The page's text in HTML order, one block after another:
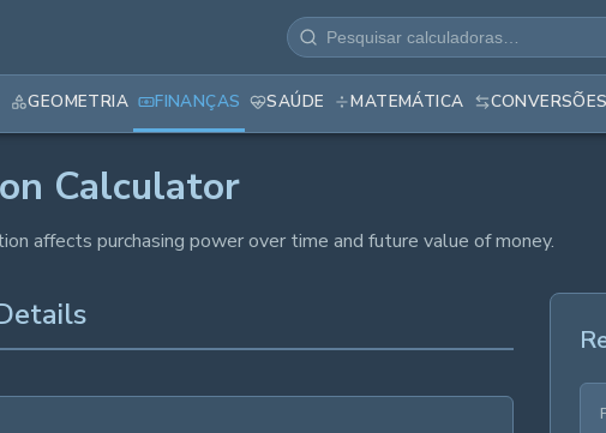
GEOMETRIA FINANÇAS SAÚDE MATEMÁTICA CONVERSÕES
Calculator
affects purchasing power over time and future value of money.